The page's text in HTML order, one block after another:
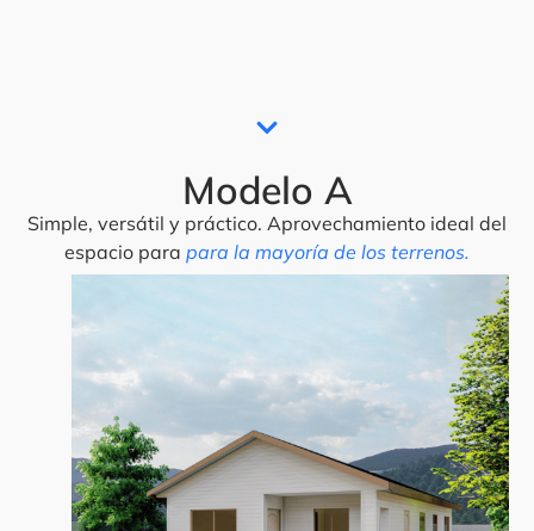
Modelo A
Simple, versátil y práctico. Aprovechamiento ideal del
espacio para para la mayoría de los terrenos.